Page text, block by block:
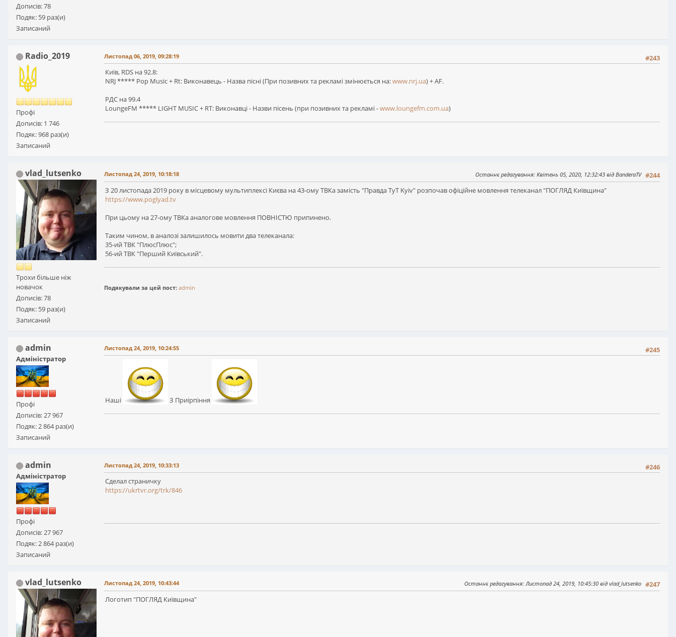
Дописів: 78
Подяк: 59 раз(и)
Записаний
Radio_2019
Профі
Дописів: 1 746
Подяк: 968 раз(и)
Записаний
#243
Листопад 06, 2019, 09:28:19
Київ, RDS на 92.8:
NRJ ***** Pop Music + Rt: Виконавець - Назва пісні (При позивних та рекламі змінюється на:www.nrj.ua) + AF.
РДС на 99.4
LoungeFM ***** LIGHT MUSIC + RT: Виконавці - Назви пісень (при позивних та рекламі -www.loungefm.com.ua)
vlad_lutsenko
Трохи більше ніж
новачок
Дописів: 78
Подяк: 59 раз(и)
Записаний
#244
Листопад 24, 2019, 10:18:18 Останнє редагування: Квітень 05, 2020, 12:32:43 від BanderaTV
З 20 листопада 2019 року в місцевому мультиплексі Києва на 43-ому ТВКа замість "Правда ТуТ Kyiv" розпочав офіційне мовлення телеканал "ПОГЛЯД Київщина"
https://www.poglyad.tv
При цьому на 27-ому ТВКа аналогове мовлення ПОВНІСТЮ припинено.
Таким чином, в аналозі залишилось мовити два телеканала:
35-ий ТВК "ПлюсПлюс";
56-ий ТВК "Перший Київський".
Подякували за цей пост: admin
admin
Адміністратор
Профі
Дописів: 27 967
Подяк: 2 864 раз(и)
Записаний
#245
Листопад 24, 2019, 10:24:55
Наші З Приірпіння
admin
Адміністратор
Профі
Дописів: 27 967
Подяк: 2 864 раз(и)
Записаний
#246
Листопад 24, 2019, 10:33:13
Сделал страничку
https://ukrtvr.org/trk/846
vlad_lutsenko #247
Листопад 24, 2019, 10:43:44 Останнє редагування: Листопад 24, 2019, 10:45:30 від vlad_lutsenko
Логотип "ПОГЛЯД Київщина"